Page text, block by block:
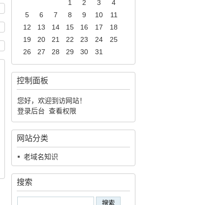
1 2 3
4
5
6 7 8 9 10
11
12
13 14 15 16 17
18
19
20 21 22 23 24
25
26
27 28 29 30 31
控制面板
您好，欢迎到访网站！
登录后台 查看权限
网站分类
老域名知识
搜索